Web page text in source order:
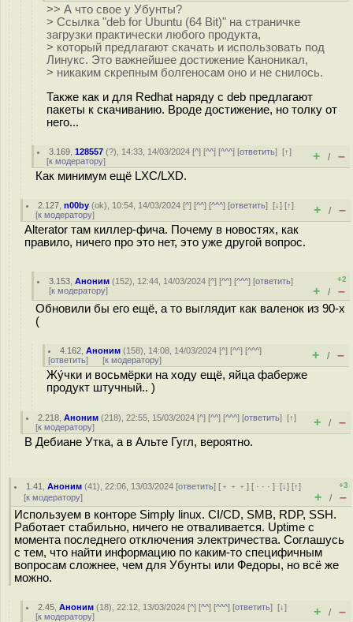
>> А что свое у Убунты?
> Ссылка "deb for Ubuntu (64 Bit)" на страничке
загрузки практически любого продукта,
> который предлагают скачать и использовать под
Линукс. Это важнейшее достижение Каноникал,
> никаким скрепным болгеносам оно и не снилось.
Также как и для Redhat наряду с deb предлагают
пакеты к скачиванию. Вроде достижение, но толку от
него...
3.169 ,128557 (?), 14:33, 14/03/2024 [^] [^^] [^^^] [ответить][↑]
[к модератору] + / –
Как минимум ещё LXC/LXD.
2.127 ,n00by (ok), 10:54, 14/03/2024 [^] [^^] [^^^] [ответить][↓] [↑]
[к модератору] + / –
Alterator там киллер-фича. Почему в новостях, как
правило, ничего про это нет, это уже другой вопрос.
3.153 ,Аноним (152), 12:44, 14/03/2024 [^] [^^] [^^^] [ответить]
[к модератору]
+2
+ / –
Обновили бы его ещё, а то выглядит как валенок из 90-х
(
4.162 ,Аноним (158), 14:08, 14/03/2024 [^] [^^] [^^^]
[ответить] [к модератору] + / –
Жу́чки и восьмёрки на ходу ещё, яйца фаберже
продукт штучный.. )
2.218 ,Аноним (218), 22:55, 15/03/2024 [^] [^^] [^^^] [ответить][↑]
[к модератору] + / –
В Дебиане Утка, а в Альте Гугл, вероятно.
1.41 ,Аноним (41), 22:06, 13/03/2024 [ответить] [ ﹢﹢﹢] [ · · ·][↓] [↑]
[к модератору]
+3
+ / –
Используем в конторе Simply linux. CI/CD, SMB, RDP, SSH.
Работает стабильно, ничего не отваливается. Uptime с
момента последнего отключения электричества. Соглашусь
с тем, что найти информацию по каким-то специфичным
вопросам сложнее, чем для Убунты или Федоры, но всё же
можно.
2.45 ,Аноним (18), 22:12, 13/03/2024 [^] [^^] [^^^] [ответить][↓]
[к модератору] + / –